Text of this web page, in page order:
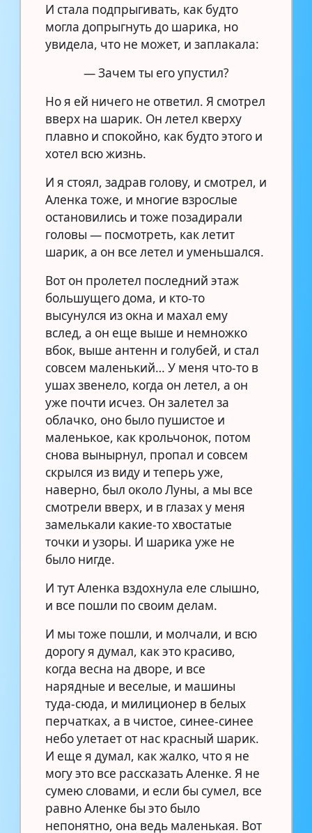
И стала подпрыгивать, как будто
могла допрыгнуть до шарика, но
увидела, что не может, и заплакала:
— Зачем ты его упустил?
Но я ей ничего не ответил. Я смотрел
вверх на шарик. Он летел кверху
плавно и спокойно, как будто этого и
хотел всю жизнь.
И я стоял, задрав голову, и смотрел, и
Аленка тоже, и многие взрослые
остановились и тоже позадирали
головы — посмотреть, как летит
шарик, а он все летел и уменьшался.
Вот он пролетел последний этаж
большущего дома, и кто-то
высунулся из окна и махал ему
вслед, а он еще выше и немножко
вбок, выше антенн и голубей, и стал
совсем маленький… У меня что-то в
ушах звенело, когда он летел, а он
уже почти исчез. Он залетел за
облачко, оно было пушистое и
маленькое, как крольчонок, потом
снова вынырнул, пропал и совсем
скрылся из виду и теперь уже,
наверно, был около Луны, а мы все
смотрели вверх, и в глазах у меня
замелькали какие-то хвостатые
точки и узоры. И шарика уже не
было нигде.
И тут Аленка вздохнула еле слышно,
и все пошли по своим делам.
И мы тоже пошли, и молчали, и всю
дорогу я думал, как это красиво,
когда весна на дворе, и все
нарядные и веселые, и машины
туда-сюда, и милиционер в белых
перчатках, а в чистое, синее-синее
небо улетает от нас красный шарик.
И еще я думал, как жалко, что я не
могу это все рассказать Аленке. Я не
сумею словами, и если бы сумел, все
равно Аленке бы это было
непонятно, она ведь маленькая. Вот